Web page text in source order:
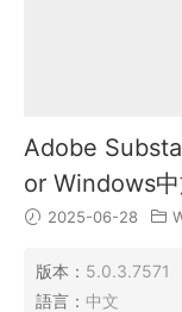
Adobe
or Windows中
2025-06-28
版本： 5.0.3.7571
語言： 中文